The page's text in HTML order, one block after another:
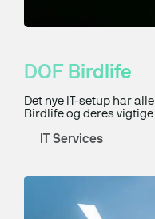
DOF Birdlife
Det nye IT-setup har
Birdlife og deres
IT Services